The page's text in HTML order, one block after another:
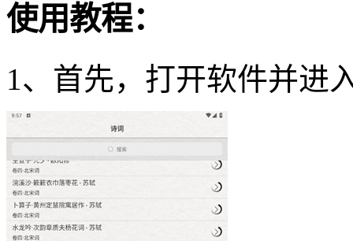
使用教程：
1、首先，打开软件并进